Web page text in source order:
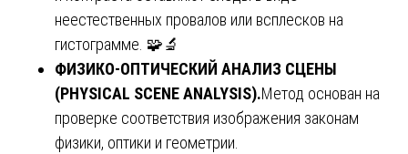
неестественных провалов или всплесков на
гистограмме. 🧩🔬
ФИЗИКО-ОПТИЧЕСКИЙ АНАЛИЗ СЦЕНЫ
(PHYSICAL SCENE ANALYSIS).Метод основан на
проверке соответствия изображения законам
физики, оптики и геометрии.